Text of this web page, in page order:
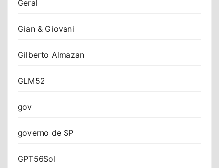
Geral
Gian & Giovani
Gilberto Almazan
GLM52
gov
governo de SP
GPT56Sol